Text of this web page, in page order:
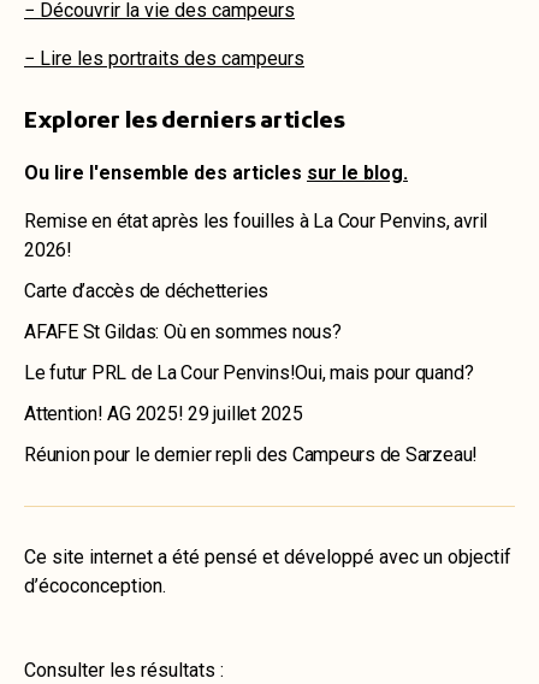
− Découvrir la vie des campeurs
− Lire les portraits des campeurs
Explorer les derniers articles
Ou lire l'ensemble des articles sur le blog.
Remise en état après les fouilles à La Cour Penvins, avril
2026!
Carte d’accès de déchetteries
AFAFE St Gildas: Où en sommes nous?
Le futur PRL de La Cour Penvins!Oui, mais pour quand?
Attention! AG 2025! 29 juillet 2025
Réunion pour le dernier repli des Campeurs de Sarzeau!
Ce site internet a été pensé et développé avec un objectif
d’écoconception.
Consulter les résultats :